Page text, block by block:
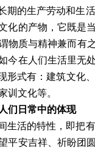
期的生产劳动和生
化的产物，它既是
物质与精神兼而有之
今在人们生活里无
形式有：建筑文化
训文化等。
们日常中的体现
生活的特性，即把
平安吉祥、祈盼团